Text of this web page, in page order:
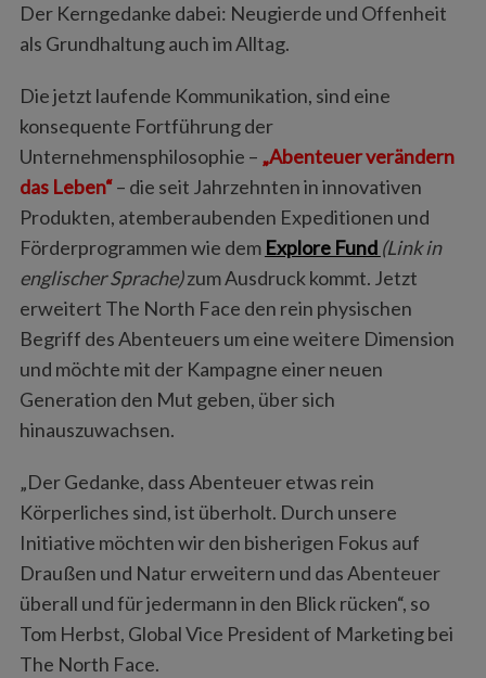
Der Kerngedanke dabei: Neugierde und Offenheit
als Grundhaltung auch im Alltag.
Die jetzt laufende Kommunikation, sind eine
konsequente Fortführung der
Unternehmensphilosophie – „Abenteuer verändern
das Leben“– die seit Jahrzehnten in innovativen
Produkten, atemberaubenden Expeditionen und
Förderprogrammen wie dem Explore Fund (Link in
englischer Sprache)zum Ausdruck kommt. Jetzt
erweitert The North Face den rein physischen
Begriff des Abenteuers um eine weitere Dimension
und möchte mit der Kampagne einer neuen
Generation den Mut geben, über sich
hinauszuwachsen.
„Der Gedanke, dass Abenteuer etwas rein
Körperliches sind, ist überholt. Durch unsere
Initiative möchten wir den bisherigen Fokus auf
Draußen und Natur erweitern und das Abenteuer
überall und für jedermann in den Blick rücken“, so
Tom Herbst, Global Vice President of Marketing bei
The North Face.